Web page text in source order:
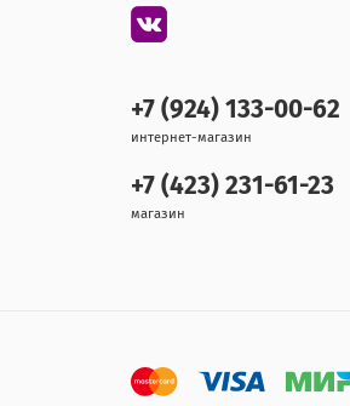
+7 (924) 133-00-62
интернет-магазин
+7 (423) 231-61-23
магазин